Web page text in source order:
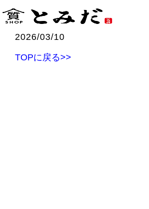
2026/03/10
TOPに戻る>>